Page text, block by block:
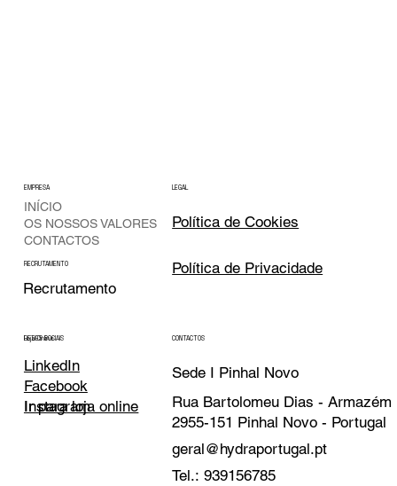
EMPRESA
INÍCIO
OS NOSSOS VALORES
CONTACTOS
RECRUTAMENTO
Recrutamento
LEGAL
Política de Cookies
Política de Privacidade
REDES SOCIAIS
LinkedIn
Facebook
Instagram
Loja Online
Ir para loja online
CONTACTOS
Sede I Pinhal Novo
Rua Bartolomeu Dias - Armazém
2955-151 Pinhal Novo - Portugal
geral@hydraportugal.pt
Tel.: 939156785